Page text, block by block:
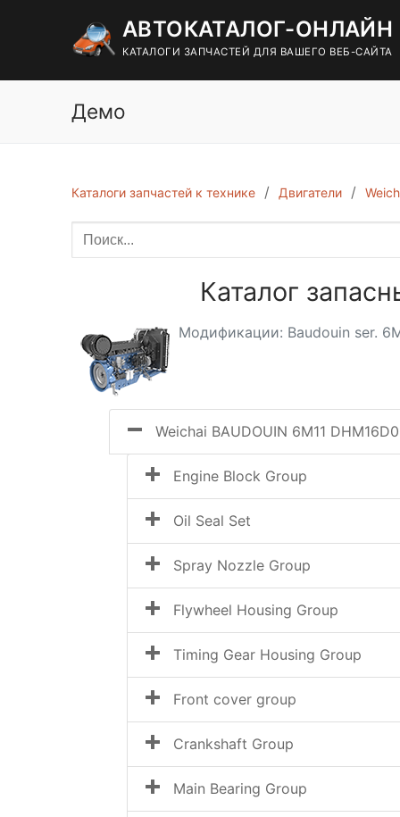
содержимому
АВТОКАТАЛОГ-ОНЛАЙН
КАТАЛОГИ ЗАПЧАСТЕЙ ДЛЯ ВАШЕГО ВЕБ-САЙТА
Демо
Каталоги запчастей к технике Двигатели
Каталог
Модификации: Baudouin ser.
Weichai BAUDOUIN 6M11
Engine Block Group
Oil Seal Set
Spray Nozzle Group
Flywheel Housing Group
Timing Gear Housing Group
Front cover group
Crankshaft Group
Main Bearing Group